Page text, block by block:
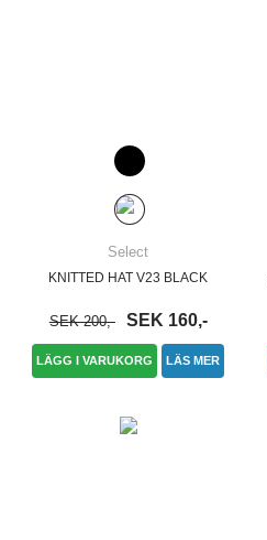
Select
KNITTED HAT V23 BLACK
SEK 200,- SEK 160,-
LÄGG I VARUKORG LÄS MER